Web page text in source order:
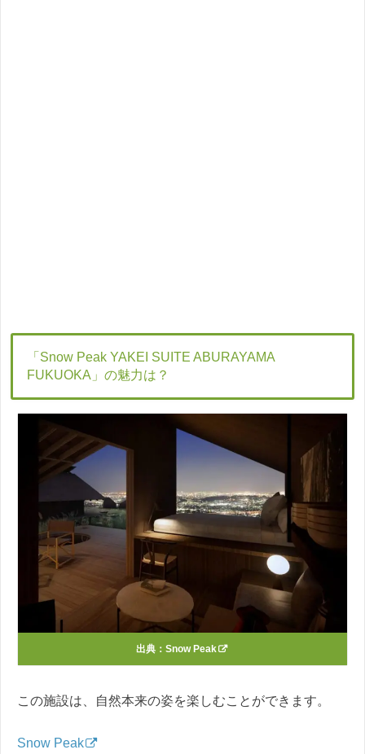
「Snow Peak YAKEI SUITE ABURAYAMA
FUKUOKA」の魅力は？
出典： Snow Peak
この施設は、自然本来の姿を楽しむことができます。
Snow Peak